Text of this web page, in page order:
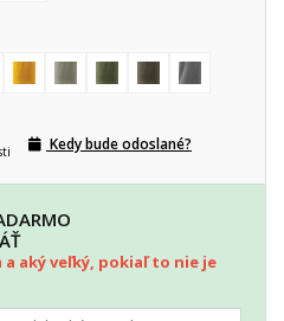
Kedy bude odoslané?
aký veľký, pokiaľ to nie je